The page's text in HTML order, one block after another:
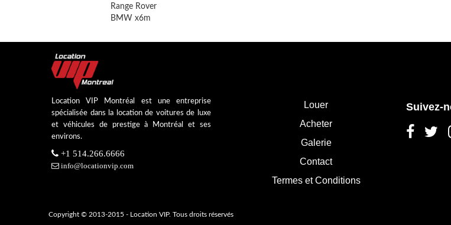
Range Rover
BMW x6m
Location VIP Montréal est une entreprise
spécialisée dans la location de voitures de luxe
et véhicules de prestige à Montréal et ses
environs.
+1 514.266.6666
info@locationvip.com
Louer
Acheter
Galerie
Contact
Termes et Conditions
Suivez-
Copyright © 2013-2015 - Location VIP. Tous droits réservés